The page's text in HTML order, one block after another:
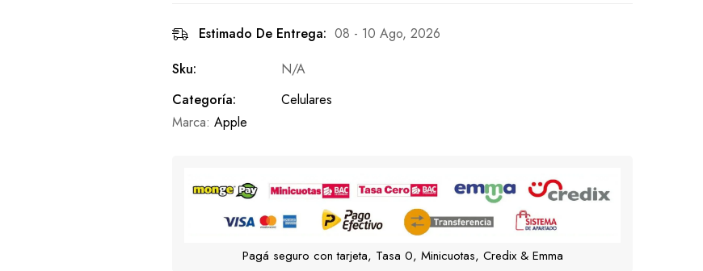
Estimado De Entrega: 08 - 10 Ago, 2026
Sku:
N/A
Categoría:
Celulares
Marca: Apple
Pagá seguro con tarjeta, Tasa 0, Minicuotas, Credix & Emma